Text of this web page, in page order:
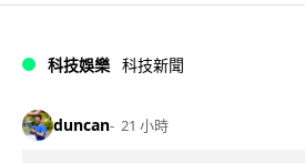
科技娛樂 科技新聞
duncan 21 小時